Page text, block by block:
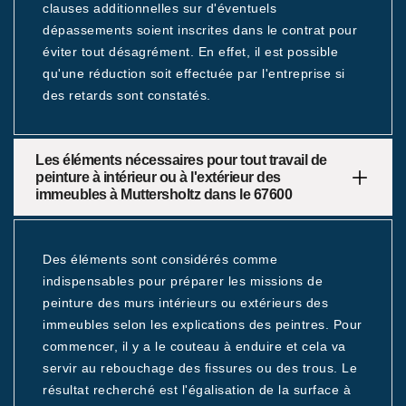
clauses additionnelles sur d'éventuels
dépassements soient inscrites dans le contrat pour
éviter tout désagrément. En effet, il est possible
qu'une réduction soit effectuée par l'entreprise si
des retards sont constatés.
Les éléments nécessaires pour tout travail de
peinture à intérieur ou à l'extérieur des
immeubles à Muttersholtz dans le 67600
Des éléments sont considérés comme
indispensables pour préparer les missions de
peinture des murs intérieurs ou extérieurs des
immeubles selon les explications des peintres. Pour
commencer, il y a le couteau à enduire et cela va
servir au rebouchage des fissures ou des trous. Le
résultat recherché est l'égalisation de la surface à